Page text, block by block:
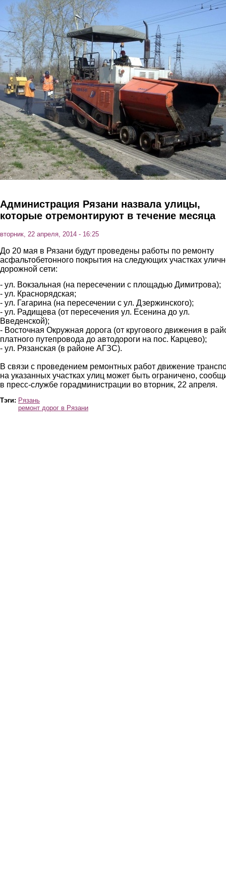
Перейти к основному содержанию
Администрация Рязани назвала улицы,
которые отремонтируют в течение месяца
вторник, 22 апреля, 2014 - 16:25
До 20 мая в Рязани будут проведены работы по ремонту
асфальтобетонного покрытия на следующих участках
дорожной сети:
- ул. Вокзальная (на пересечении с площадью Димитрова);
- ул. Краснорядская;
- ул. Гагарина (на пересечении с ул. Дзержинского);
- ул. Радищева (от пересечения ул. Есенина до ул.
Введенской);
- Восточная Окружная дорога (от кругового движения в
платного путепровода до автодороги на пос. Карцево);
- ул. Рязанская (в районе АГЗС).
В связи с проведением ремонтных работ движение
на указанных участках улиц может быть ограничено,
в пресс-службе горадминистрации во вторник, 22 апреля.
Тэги: Рязань
ремонт дорог в Рязани